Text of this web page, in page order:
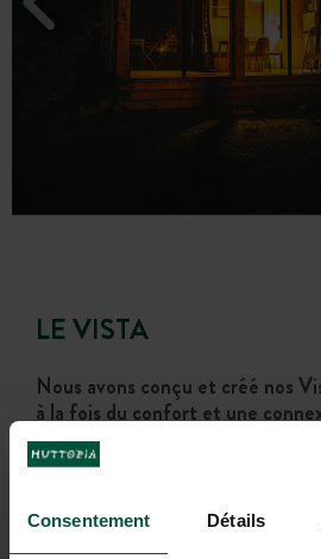
Consentement Détails
LE VISTA
Nous avons conçu et créé nos
à la fois du confort et une
dans une expérience de prêt-à-
4 ou 5 personnes | 500 sq. ft. | 2
Les versions : Vista 5 |Vista 4